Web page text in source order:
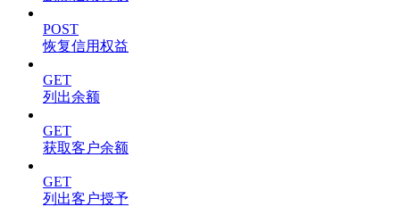
POST
恢复信用权益
GET
列出余额
GET
获取客户余额
GET
列出客户授予